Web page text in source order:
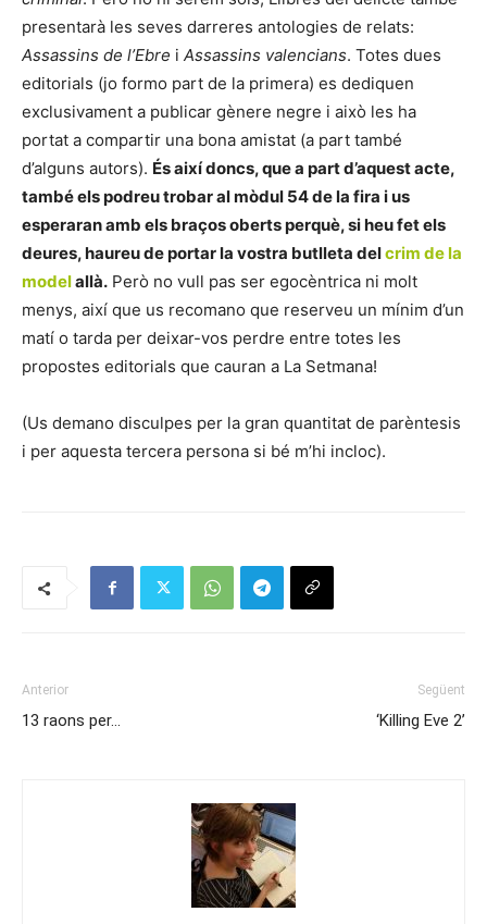
presentarà les seves darreres antologies de relats:
Assassins de l’Ebre i Assassins valencians. Totes dues
editorials (jo formo part de la primera) es dediquen
exclusivament a publicar gènere negre i això les ha
portat a compartir una bona amistat (a part també
d’alguns autors). És així doncs, que a part d’aquest acte,
també els podreu trobar al mòdul 54 de la fira i us
esperaran amb els braços oberts perquè, si heu fet els
deures, haureu de portar la vostra butlleta delcrim de la
modelallà. Però no vull pas ser egocèntrica ni molt
menys, així que us recomano que reserveu un mínim d’un
matí o tarda per deixar-vos perdre entre totes les
propostes editorials que cauran a La Setmana!
(Us demano disculpes per la gran quantitat de parèntesis
i per aquesta tercera persona si bé m’hi incloc).
Anterior
13 raons per…
Següent
‘Killing Eve 2’